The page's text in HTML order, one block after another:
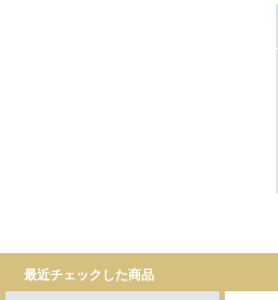
最近チェックした商品